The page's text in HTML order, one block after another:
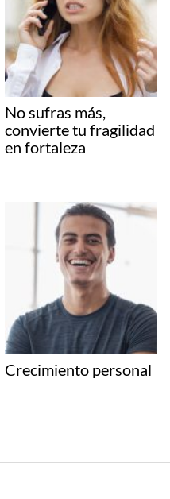
No sufras más,
convierte tu fragilidad
en fortaleza
Crecimiento personal